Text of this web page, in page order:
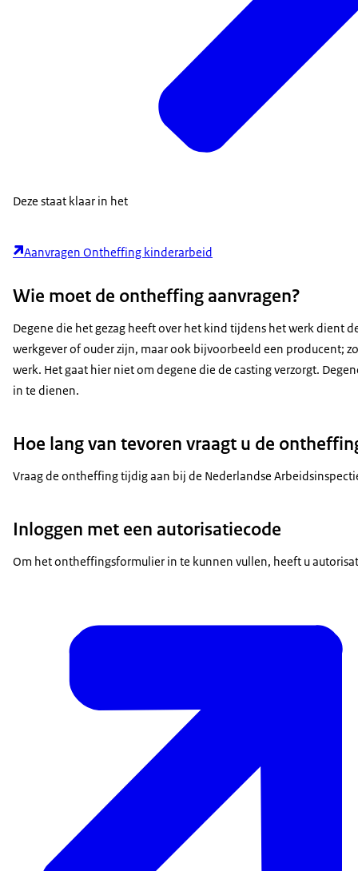
Deze staat klaar in het
Aanvragen Ontheffing kinderarbeid
Wie moet de ontheffing aanvragen?
Degene die het gezag heeft over het kind tijdens het werk dient
werkgever of ouder zijn, maar ook bijvoorbeeld een producent;
werk. Het gaat hier niet om degene die de casting verzorgt.
in te dienen.
Hoe lang van tevoren vraagt u de
Vraag de ontheffing tijdig aan bij de Nederlandse
Inloggen met een autorisatiecode
Om het ontheffingsformulier in te kunnen vullen, heeft u